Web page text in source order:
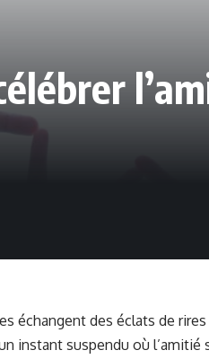
échangent des éclats de
instant suspendu où l’amitié